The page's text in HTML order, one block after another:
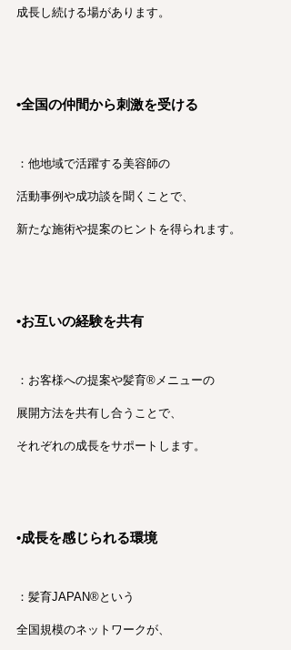
成長し続ける場があります。
•全国の仲間から刺激を受ける
：他地域で活躍する美容師の
活動事例や成功談を聞くことで、
新たな施術や提案のヒントを得られます。
•お互いの経験を共有
：お客様への提案や髪育®︎メニューの
展開方法を共有し合うことで、
それぞれの成長をサポートします。
•成長を感じられる環境
：髪育JAPAN®︎という
全国規模のネットワークが、